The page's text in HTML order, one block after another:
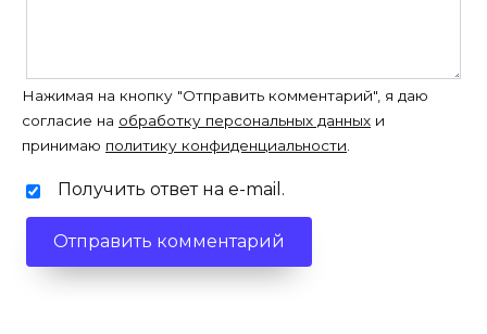
Нажимая на кнопку "Отправить комментарий", я даю
согласие на обработку персональных данных и
принимаю политику конфиденциальности.
Получить ответ на e-mail.